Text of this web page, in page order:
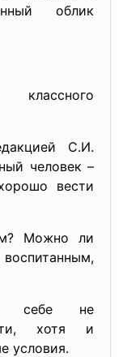
облик
С.И.
человек –
вести
Можно ли
себе не
хотя и
условия.